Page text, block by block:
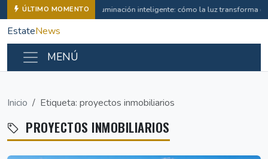
ÚLTIMO MOMENTO Iluminación inteligente: cómo la luz transforma
EstateNews
MENÚ
Inicio Etiqueta: proyectos inmobiliarios
PROYECTOS INMOBILIARIOS